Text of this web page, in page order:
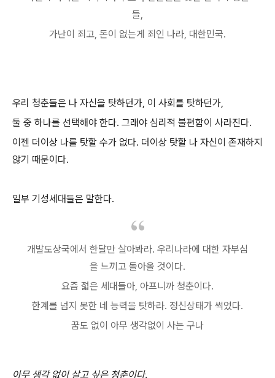
들,
가난이 죄고, 돈이 없는게 죄인 나라, 대한민국.
우리 청춘들은 나 자신을 탓하던가, 이 사회를 탓하던가,
둘 중 하나를 선택해야 한다. 그래야 심리적 불편함이 사라진다.
이젠 더이상 나를 탓할 수가 없다. 더이상 탓할 나 자신이 존재하지
않기 때문이다.
일부 기성세대들은 말한다.
개발도상국에서 한달만 살아봐라. 우리나라에 대한 자부심
을 느끼고 돌아올 것이다.
요즘 젋은 세대들아, 아프니까 청춘이다.
한계를 넘지 못한 네 능력을 탓하라. 정신상태가 썩었다.
꿈도 없이 아무 생각없이 사는 구나
아무 생각 없이 살고 싶은 청춘이다.